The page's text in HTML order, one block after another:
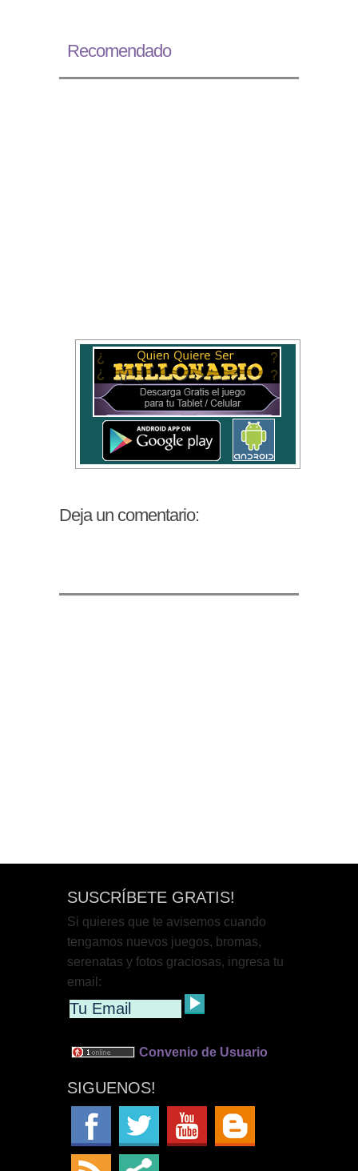
Recomendado
Deja un comentario:
SUSCRÍBETE GRATIS!
Si quieres que te avisemos cuando
tengamos nuevos juegos, bromas,
serenatas y fotos graciosas, ingresa tu
email:
Convenio de Usuario
SIGUENOS!